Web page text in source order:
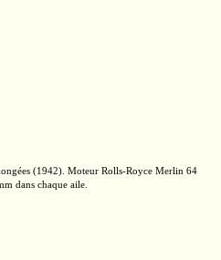
(1942). Moteur Rolls-Royce Merlin 64
dans chaque aile.